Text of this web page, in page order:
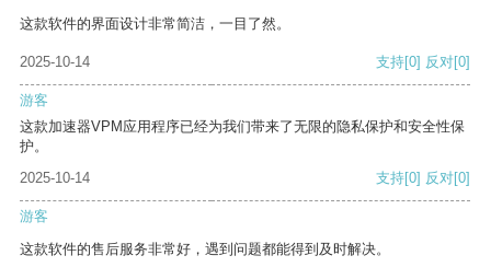
这款软件的界面设计非常简洁，一目了然。
2025-10-14 支持[0] 反对[0]
游客
这款加速器VPM应用程序已经为我们带来了无限的隐私保护和安全性保
护。
2025-10-14
支持[0] 反对[0]
游客
这款软件的售后服务非常好，遇到问题都能得到及时解决。